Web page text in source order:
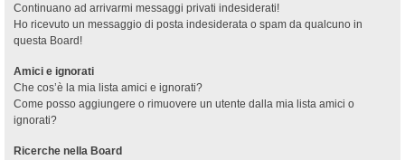
Continuano ad arrivarmi messaggi privati indesiderati!
Ho ricevuto un messaggio di posta indesiderata o spam da qualcuno in
questa Board!
Amici e ignorati
Che cos’è la mia lista amici e ignorati?
Come posso aggiungere o rimuovere un utente dalla mia lista amici o
ignorati?
Ricerche nella Board